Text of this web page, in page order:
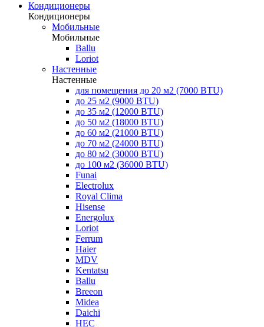
Кондиционеры
Кондиционеры
Мобильные
Мобильные
Ballu
Loriot
Настенные
Настенные
для помещения до 20 м2 (7000 BTU)
до 25 м2 (9000 BTU)
до 35 м2 (12000 BTU)
до 50 м2 (18000 BTU)
до 60 м2 (21000 BTU)
до 70 м2 (24000 BTU)
до 80 м2 (30000 BTU)
до 100 м2 (36000 BTU)
Funai
Electrolux
Royal Clima
Hisense
Energolux
Loriot
Ferrum
Haier
MDV
Kentatsu
Ballu
Breeon
Midea
Daichi
HEC